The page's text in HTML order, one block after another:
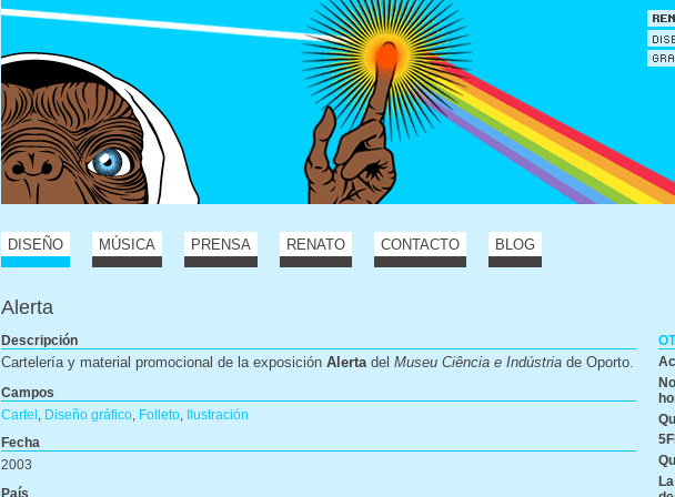
DISEÑO MÚSICA PRENSA RENATO CONTACTO BLOG
Alerta
Descripción
Cartelería y material promocional de la exposición Alertadel Museu Ciência e Indústria de Oporto.
Campos
Cartel
Diseño gráfico Folleto Ilustración
Fecha
2003
País